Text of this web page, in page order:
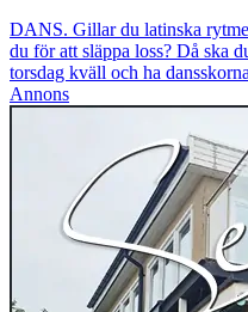
DANS. Gillar du latinska
du för att släppa loss? Då ska
torsdag kväll och ha
Annons